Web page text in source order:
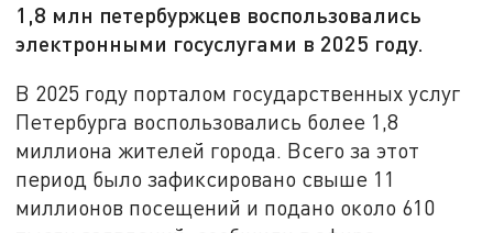
1,8 млн петербуржцев воспользовались
электронными госуслугами в 2025 году.
В 2025 году порталом государственных услуг
Петербурга воспользовались более 1,8
миллиона жителей города. Всего за этот
период было зафиксировано свыше 11
миллионов посещений и подано около 610